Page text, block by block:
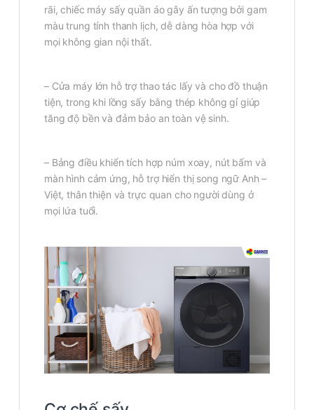
rãi, chiếc máy sấy quần áo gây ấn tượng bởi gam
màu trung tính thanh lịch, dễ dàng hòa hợp với
mọi không gian nội thất.
– Cửa máy lớn hỗ trợ thao tác lấy và cho đồ thuận
tiện, trong khi lồng sấy bằng thép không gỉ giúp
tăng độ bền và đảm bảo an toàn vệ sinh.
– Bảng điều khiển tích hợp núm xoay, nút bấm và
màn hình cảm ứng, hỗ trợ hiển thị song ngữ Anh –
Việt, thân thiện và trực quan cho người dùng ở
mọi lứa tuổi.